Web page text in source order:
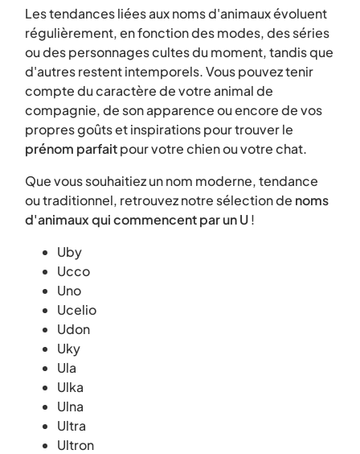
Les tendances liées aux noms d'animaux évoluent
régulièrement, en fonction des modes, des séries
ou des personnages cultes du moment, tandis que
d'autres restent intemporels. Vous pouvez tenir
compte du caractère de votre animal de
compagnie, de son apparence ou encore de vos
propres goûts et inspirations pour trouver le
prénom parfaitpour votre chien ou votre chat.
Que vous souhaitiez un nom moderne, tendance
ou traditionnel, retrouvez notre sélection de noms
d'animaux qui commencent par un U!
Uby
Ucco
Uno
Ucelio
Udon
Uky
Ula
Ulka
Ulna
Ultra
Ultron